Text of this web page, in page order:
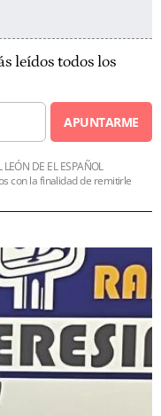
leídos todos los
APUNTARME
DE EL ESPAÑOL
con la finalidad de remitirle